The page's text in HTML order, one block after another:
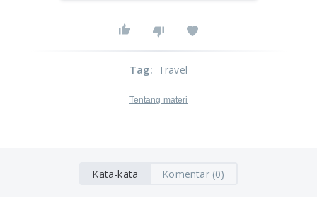
Tag: Travel
Tentang materi
Kata-kata Komentar (0)